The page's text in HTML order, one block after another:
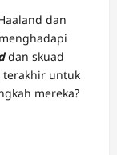
dan
dan skuad
terakhir untuk
mereka?